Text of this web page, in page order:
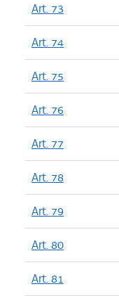
Art. 73
Art. 74
Art. 75
Art. 76
Art. 77
Art. 78
Art. 79
Art. 80
Art. 81